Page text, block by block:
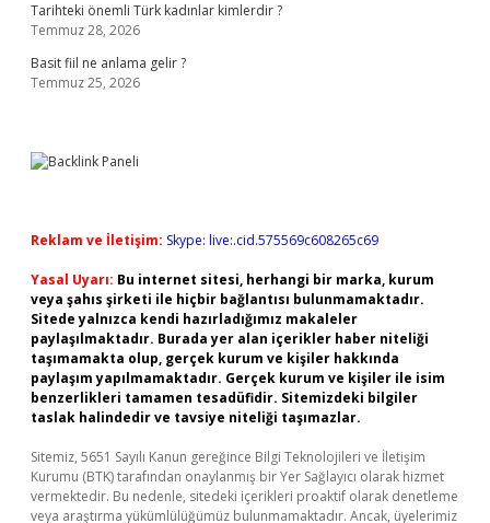
Tarihteki önemli Türk kadınlar kimlerdir ?
Temmuz 28, 2026
Basit fiil ne anlama gelir ?
Temmuz 25, 2026
Reklam ve İletişim: Skype: live:.cid.575569c608265c69
Yasal Uyarı: Bu internet sitesi, herhangi bir marka, kurum
veya şahıs şirketi ile hiçbir bağlantısı bulunmamaktadır.
Sitede yalnızca kendi hazırladığımız makaleler
paylaşılmaktadır. Burada yer alan içerikler haber niteliği
taşımamakta olup, gerçek kurum ve kişiler hakkında
paylaşım yapılmamaktadır. Gerçek kurum ve kişiler ile isim
benzerlikleri tamamen tesadüfidir. Sitemizdeki bilgiler
taslak halindedir ve tavsiye niteliği taşımazlar.
Sitemiz, 5651 Sayılı Kanun gereğince Bilgi Teknolojileri ve İletişim
Kurumu (BTK) tarafından onaylanmış bir Yer Sağlayıcı olarak hizmet
vermektedir. Bu nedenle, sitedeki içerikleri proaktif olarak denetleme
veya araştırma yükümlülüğümüz bulunmamaktadır. Ancak, üyelerimiz